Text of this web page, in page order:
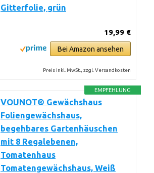
Gitterfolie, grün
19,99 €
Bei Amazon ansehen
Preis inkl. MwSt., zzgl. Versandkosten
EMPFEHLUNG
VOUNOT® Gewächshaus
Foliengewächshaus,
begehbares Gartenhäuschen
mit 8 Regalebenen,
Tomatenhaus
Tomatengewächshaus, Weiß